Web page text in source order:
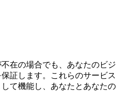
在の場合でも、あなたのビジ
証します。これらのサービス
て機能し、あなたとあなたの